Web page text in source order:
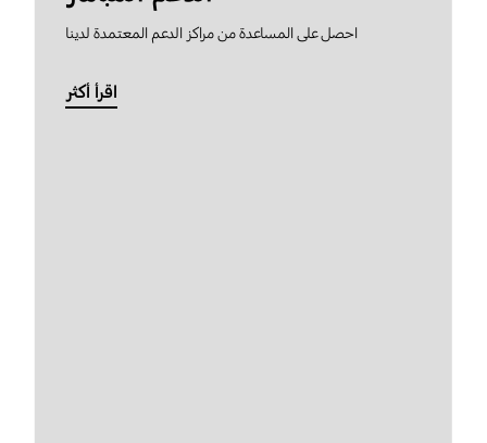
احصل على المساعدة من مراكز الدعم المعتمدة لدينا
اقرأ أكثر